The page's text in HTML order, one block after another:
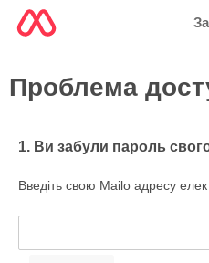
Проблема
1. Ви забули пароль
Введіть свою Mailo адресу